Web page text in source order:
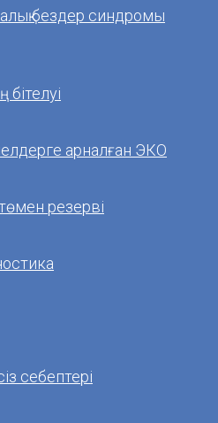
бездер синдромы
бітелуі
арналған ЭКО
резерві
себептері